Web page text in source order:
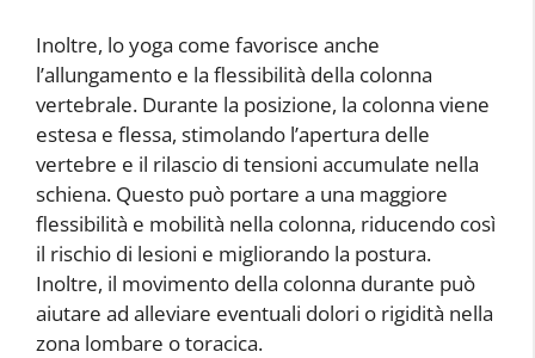
Inoltre, lo yoga come favorisce anche
l’allungamento e la flessibilità della colonna
vertebrale. Durante la posizione, la colonna viene
estesa e flessa, stimolando l’apertura delle
vertebre e il rilascio di tensioni accumulate nella
schiena. Questo può portare a una maggiore
flessibilità e mobilità nella colonna, riducendo così
il rischio di lesioni e migliorando la postura.
Inoltre, il movimento della colonna durante può
aiutare ad alleviare eventuali dolori o rigidità nella
zona lombare o toracica.